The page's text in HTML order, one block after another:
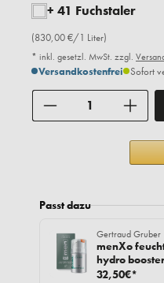
+ 41 Fuchstaler
(830,00 €/1 Liter)
* inkl. gesetzl. MwSt. zzgl.
Versandkostenfrei Sofort
Passt dazu
Gertraud Gruber
menXo
hydro
32,50€*